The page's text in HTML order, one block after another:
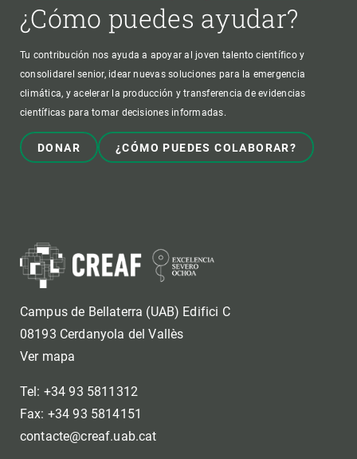
¿Cómo puedes ayudar?
Tu contribución nos ayuda a apoyar al joven talento científico y
consolidarel senior, idear nuevas soluciones para la emergencia
climática, y acelerar la producción y transferencia de evidencias
científicas para tomar decisiones informadas.
DONAR ¿CÓMO PUEDES COLABORAR?
Campus de Bellaterra (UAB) Edifici C
08193 Cerdanyola del Vallès
Ver mapa
Tel: +34 93 5811312
Fax: +34 93 5814151
contacte@creaf.uab.cat